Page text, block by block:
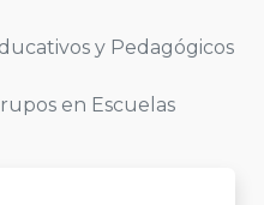
y Pedagógicos
en Escuelas